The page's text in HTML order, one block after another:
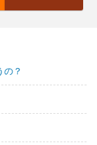
？